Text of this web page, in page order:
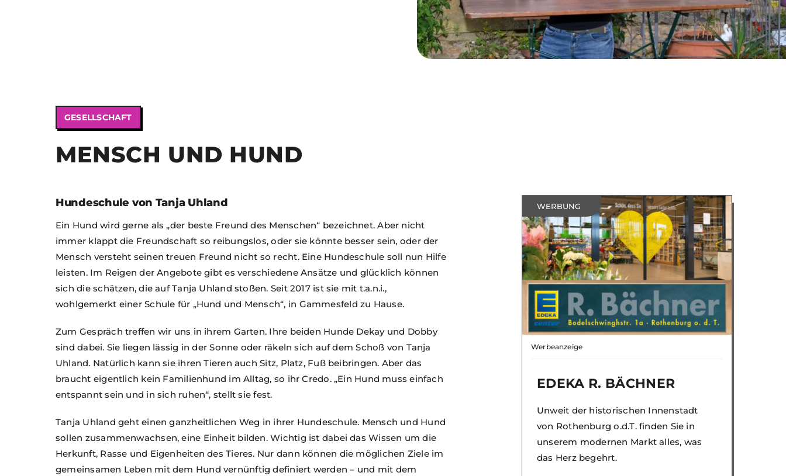
GESELLSCHAFT
MENSCH UND HUND
Hundeschule von Tanja Uhland
Ein Hund wird gerne als „der beste Freund des Menschen“ bezeichnet. Aber nicht
immer klappt die Freundschaft so reibungslos, oder sie könnte besser sein, oder der
Mensch versteht seinen treuen Freund nicht so recht. Eine Hundeschule soll nun Hilfe
leisten. Im Reigen der Angebote gibt es verschiedene Ansätze und glücklich können
sich die schätzen, die auf Tanja Uhland stoßen. Seit 2017 ist sie mit t.a.n.i.,
wohlgemerkt einer Schule für „Hund und Mensch“, in Gammesfeld zu Hause.
Zum Gespräch treffen wir uns in ihrem Garten. Ihre beiden Hunde Dekay und Dobby
sind dabei. Sie liegen lässig in der Sonne oder räkeln sich auf dem Schoß von Tanja
Uhland. Natürlich kann sie ihren Tieren auch Sitz, Platz, Fuß beibringen. Aber das
braucht eigentlich kein Familienhund im Alltag, so ihr Credo. „Ein Hund muss einfach
entspannt sein und in sich ruhen“, stellt sie fest.
Tanja Uhland geht einen ganzheitlichen Weg in ihrer Hundeschule. Mensch und Hund
sollen zusammenwachsen, eine Einheit bilden. Wichtig ist dabei das Wissen um die
Herkunft, Rasse und Eigenheiten des Tieres. Nur dann können die möglichen Ziele im
gemeinsamen Leben mit dem Hund vernünftig definiert werden – und mit dem
WERBUNG
Werbeanzeige
EDEKA R. BÄCHNER
Unweit der historischen Innenstadt
von Rothenburg o.d.T. finden Sie in
unserem modernen Markt alles, was
das Herz begehrt.